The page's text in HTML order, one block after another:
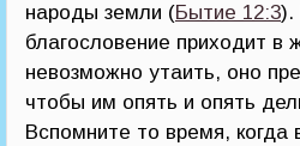
народы земли (Бытие 12:3).
благословение приходит в
невозможно утаить, оно
чтобы им опять и опять
Вспомните то время, когда